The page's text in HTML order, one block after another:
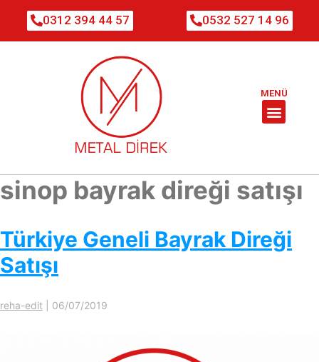
0312 394 44 57 0532 527 14 96
MENÜ
sinop bayrak direği satışı
Türkiye Geneli Bayrak Direği
Satışı
reha-edit 06/07/2019